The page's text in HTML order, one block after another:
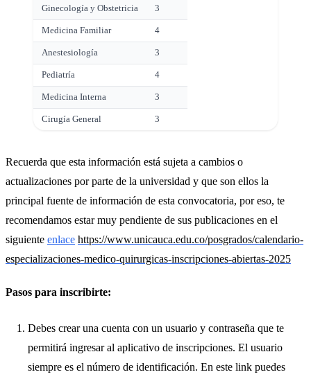
Ginecología y Obstetricia 3
Medicina Familiar 4
Anestesiología 3
Pediatría 4
Medicina Interna 3
Cirugía General 3
Recuerda que esta información está sujeta a cambios o
actualizaciones por parte de la universidad y que son ellos la
principal fuente de información de esta convocatoria, por eso, te
recomendamos estar muy pendiente de sus publicaciones en el
siguiente enlace https://www.unicauca.edu.co/posgrados/calendario-
especializaciones-medico-quirurgicas-inscripciones-abiertas-2025
Pasos para inscribirte:
Debes crear una cuenta con un usuario y contraseña que te
permitirá ingresar al aplicativo de inscripciones. El usuario
siempre es el número de identificación. En este link puedes